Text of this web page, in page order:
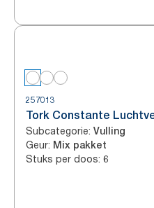
257013
Tork Constante
Subcategorie: Vulling
Geur: Mix pakket
Stuks per doos: 6